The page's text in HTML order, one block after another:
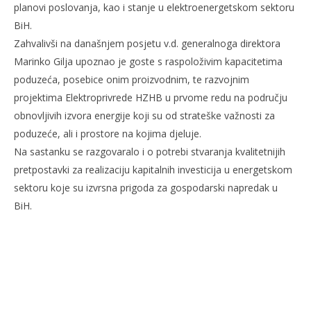
planovi poslovanja, kao i stanje u elektroenergetskom sektoru
BiH.
Zahvalivši na današnjem posjetu v.d. generalnoga direktora
Marinko Gilja upoznao je goste s raspoloživim kapacitetima
poduzeća, posebice onim proizvodnim, te razvojnim
projektima Elektroprivrede HZHB u prvome redu na području
obnovljivih izvora energije koji su od strateške važnosti za
poduzeće, ali i prostore na kojima djeluje.
Na sastanku se razgovaralo i o potrebi stvaranja kvalitetnijih
pretpostavki za realizaciju kapitalnih investicija u energetskom
sektoru koje su izvrsna prigoda za gospodarski napredak u
BiH.